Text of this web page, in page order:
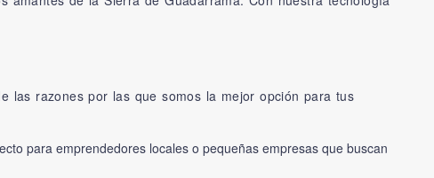
las razones por las que somos la mejor opción para tus
para emprendedores locales o pequeñas empresas que buscan